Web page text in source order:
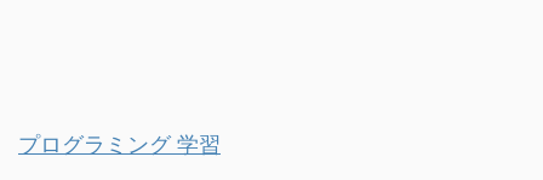
プログラミング 学習